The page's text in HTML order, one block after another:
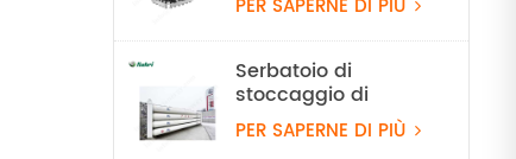
elettrolizzatore ad
acqua PEM da 10
Nm³/h e 50 kW
PER SAPERNE DI PIÙ
Serbatoio di
stoccaggio di
idrogeno stazionario
da 20 MPa
PER SAPERNE DI PIÙ